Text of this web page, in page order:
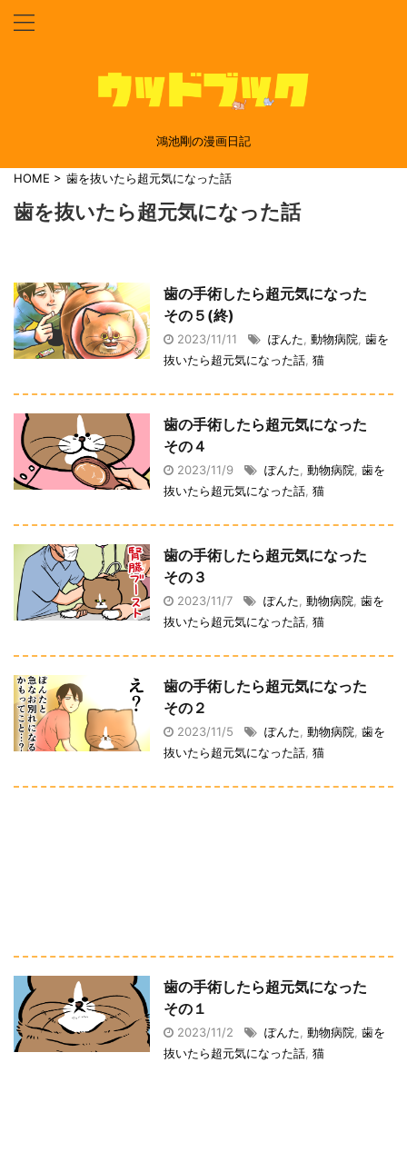
鴻池剛の漫画日記
HOME > 歯を抜いたら超元気になった話
歯を抜いたら超元気になった話
歯の手術したら超元気になった
その５(終)
2023/11/11 ぽんた 動物病院 歯を
抜いたら超元気になった話 猫
歯の手術したら超元気になった
その４
2023/11/9 ぽんた 動物病院 歯を
抜いたら超元気になった話 猫
歯の手術したら超元気になった
その３
2023/11/7 ぽんた 動物病院 歯を
抜いたら超元気になった話 猫
歯の手術したら超元気になった
その２
2023/11/5 ぽんた 動物病院 歯を
抜いたら超元気になった話 猫
歯の手術したら超元気になった
その１
2023/11/2 ぽんた 動物病院 歯を
抜いたら超元気になった話 猫